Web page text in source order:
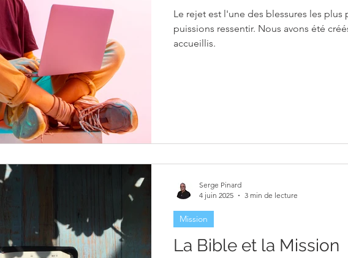
Le rejet est l'une des blessures les
puissions ressentir. Nous avons été
accueillis.
La Bible et la Mission
Mission
Serge Pinard
4 juin 2025
3 min de lecture